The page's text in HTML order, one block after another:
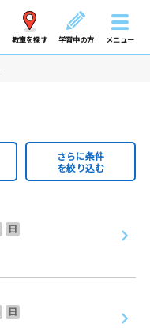
教室を探す 学習中の方 メニュー
さらに条件
を絞り込む
日
日